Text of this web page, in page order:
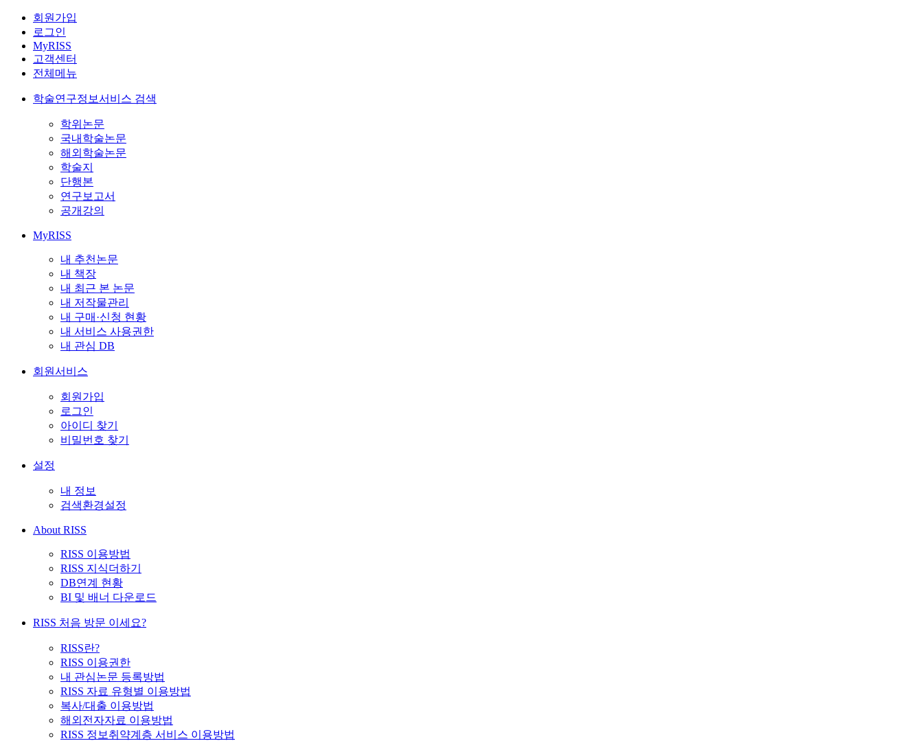
회원가입
로그인
MyRISS
고객센터
전체메뉴
학술연구정보서비스 검색
학위논문
국내학술논문
해외학술논문
학술지
단행본
연구보고서
공개강의
MyRISS
내 추천논문
내 책장
내 최근 본 논문
내 저작물관리
내 구매·신청 현황
내 서비스 사용권한
내 관심 DB
회원서비스
회원가입
로그인
아이디 찾기
비밀번호 찾기
설정
내 정보
검색환경설정
About RISS
RISS 이용방법
RISS 지식더하기
DB연계 현황
BI 및 배너 다운로드
RISS 처음 방문 이세요?
RISS란?
RISS 이용권한
내 관심논문 등록방법
RISS 자료 유형별 이용방법
복사/대출 이용방법
해외전자자료 이용방법
RISS 정보취약계층 서비스 이용방법